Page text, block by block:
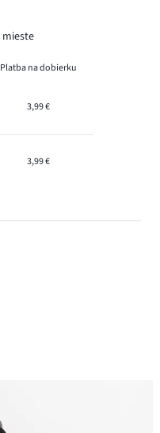
Platba na dobierku
3,99 €
3,99 €